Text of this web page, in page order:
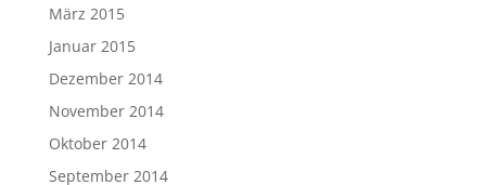
März 2015
Januar 2015
Dezember 2014
November 2014
Oktober 2014
September 2014